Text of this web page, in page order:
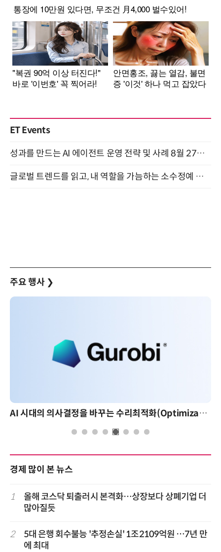
ET Events
성과를 만드는 AI 에이전트 운영 전략 및 사례 8월 27일 개최
글로벌 트렌드를 읽고, 내 역할을 가늠하는 소수정예 실습 워크숍 (8/28)
주요 행사 ❯
AI 시대의 의사결정을 바꾸는 수리최적화(Optimization): 실제 산업 적용 사례와 활용 전략
경제 많이 본 뉴스
1
올해 코스닥 퇴출러시 본격화…상장보다 상폐기업 더
많아질듯
2
5대 은행 회수불능 '추정손실' 1조2109억원 …7년 만
에 최대